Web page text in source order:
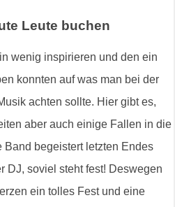
Leute buchen
wenig inspirieren und den ein
konnten auf was man bei der
achten sollte. Hier gibt es,
aber auch einige Fallen in die
Band begeistert letzten Endes
DJ, soviel steht fest! Deswegen
ein tolles Fest und eine